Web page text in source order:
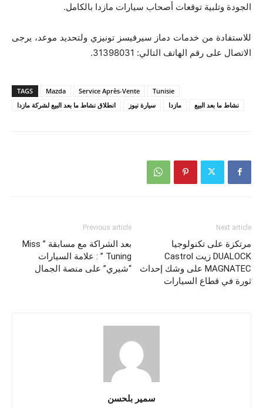
الجودة وتلبية توقعات أصحاب سيارات مازدا بالكامل.
للاستفادة من خدمات دماز سيرفيسز تونيزي ولتحديد موعد، يرجى
الاتصال على رقم الهاتف التالي: 31398031.
TAGS Mazda Service Après-Vente
Tunisie
انطلاق نشاط ما بعد البيع لشركة مازدا
سيارة نيوز مازدا نشاط ما بعد البيع
Previous article
بعد الشراكة مع مسابقة ” Miss
Tuning ” : علامة السيارات
“شيري” على منصة الجمال
Next article
مرتكزة على تكنولوجيا
DUALOCK زيت Castrol
MAGNATEC على وشك إحداث
ثورة في قطاع السيارات
سمير بلحسن